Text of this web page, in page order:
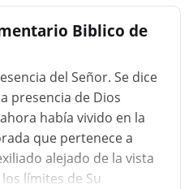
de), el Edén, puede
una pista sobre la
pero es vano
un lugar en particular,
primitivo
La Septuaginta lo
en su versión
Nedida, en Arabia, que
Vulgata considera que el
Biblico de
del Señor. Se dice
presencia de Dios
había vivido en la
que pertenece a
alejado de la vista
límites de Su